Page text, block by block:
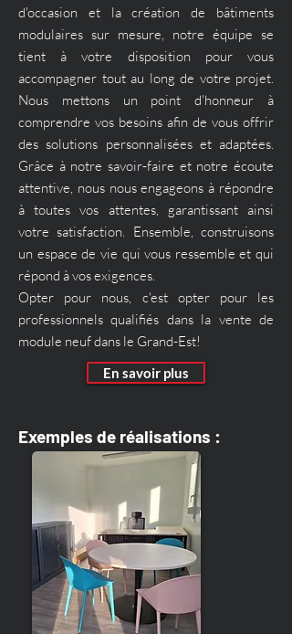
d'occasion et la création de bâtiments
modulaires sur mesure, notre équipe se
tient à votre disposition pour vous
accompagner tout au long de votre projet.
Nous mettons un point d'honneur à
comprendre vos besoins afin de vous offrir
des solutions personnalisées et adaptées.
Grâce à notre savoir-faire et notre écoute
attentive, nous nous engageons à répondre
à toutes vos attentes, garantissant ainsi
votre satisfaction. Ensemble, construisons
un espace de vie qui vous ressemble et qui
répond à vos exigences.
Opter pour nous, c'est opter pour les
professionnels qualifiés dans la vente de
module neuf dans le Grand-Est!
En savoir plus
Exemples de réalisations :